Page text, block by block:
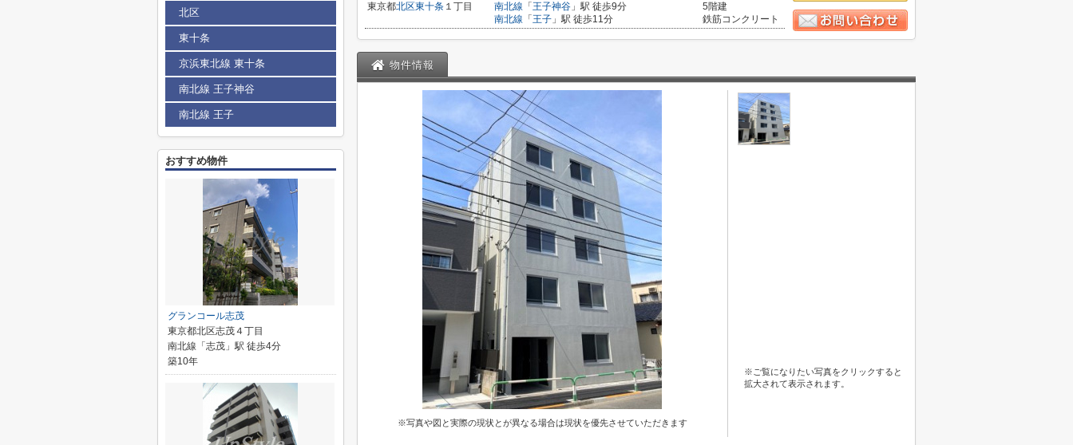
東京都北区東十条 １丁目
南北線 「 王子神谷 」駅 徒歩9分
南北線 「 王子 」駅 徒歩11分
5階建
鉄筋コンクリート
物件情報
※写真や図と実際の現状とが異なる場合は現状を優先させていただきます
※ご覧になりたい写真をクリックすると
拡大されて表示されます。
北区
東十条
京浜東北線 東十条
南北線 王子神谷
南北線 王子
おすすめ物件
グランコール志茂
東京都北区志茂４丁目
南北線「志茂」駅 徒歩4分
築10年